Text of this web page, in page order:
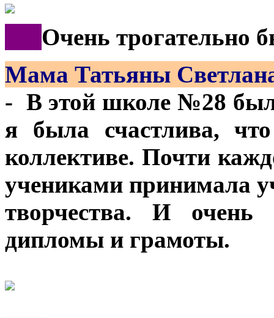
Очень
Мама Татьяны
- В этой школе №28
я была счастлива,
коллективе. Почти
учениками принимала
творчества. И
дипломы и грамоты.